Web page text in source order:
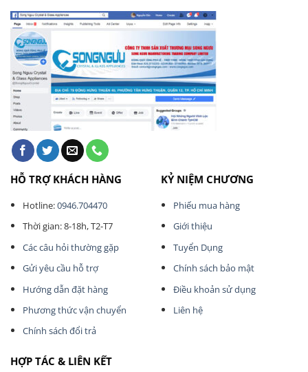
HỖ TRỢ KHÁCH HÀNG
Hotline:0946.704470
Thời gian: 8-18h, T2-T7
Các câu hỏi thường gặp
Gửi yêu cầu hỗ trợ
Hướng dẫn đặt hàng
Phương thức vận chuyển
Chính sách đổi trả
KỶ NIỆM CHƯƠNG
Phiếu mua hàng
Giới thiệu
Tuyển Dụng
Chính sách bảo mật
Điều khoản sử dụng
Liên hệ
HỢP TÁC & LIÊN KẾT